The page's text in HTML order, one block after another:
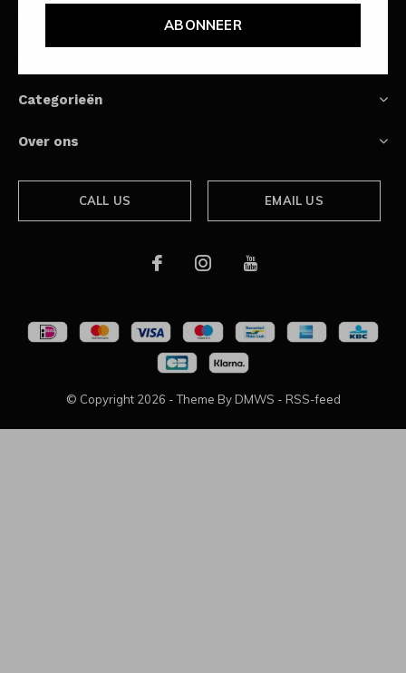
ABONNEER
Categorieën
Over ons
CALL US EMAIL US
© Copyright 2026 - Theme By DMWS - RSS-feed